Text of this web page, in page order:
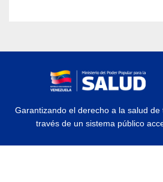
Garantizando el derecho a la salud
través de un sistema público